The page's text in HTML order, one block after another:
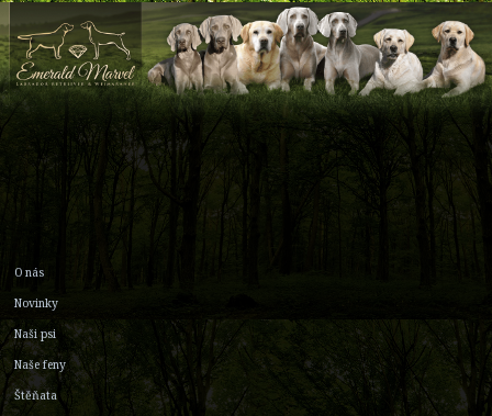
O nás
Novinky
Naši psi
Naše feny
Štěňata